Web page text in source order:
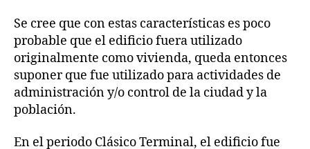
Se cree que con estas características es poco
probable que el edificio fuera utilizado
originalmente como vivienda, queda entonces
suponer que fue utilizado para actividades de
administración y/o control de la ciudad y la
población.
En el periodo Clásico Terminal, el edificio fue